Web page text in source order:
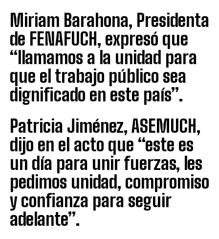
Miriam Barahona, Presidenta
de FENAFUCH, expresó que
“llamamos a la unidad para
que el trabajo público sea
dignificado en este país”.
Patricia Jiménez, ASEMUCH,
dijo en el acto que “este es
un día para unir fuerzas, les
pedimos unidad, compromiso
y confianza para seguir
adelante”.